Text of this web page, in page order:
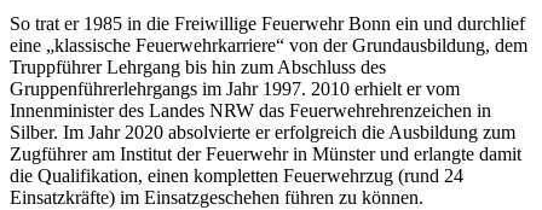
So trat er 1985 in die Freiwillige Feuerwehr Bonn ein und durchlief
eine „klassische Feuerwehrkarriere“ von der Grundausbildung, dem
Truppführer Lehrgang bis hin zum Abschluss des
Gruppenführerlehrgangs im Jahr 1997. 2010 erhielt er vom
Innenminister des Landes NRW das Feuerwehrehrenzeichen in
Silber. Im Jahr 2020 absolvierte er erfolgreich die Ausbildung zum
Zugführer am Institut der Feuerwehr in Münster und erlangte damit
die Qualifikation, einen kompletten Feuerwehrzug (rund 24
Einsatzkräfte) im Einsatzgeschehen führen zu können.